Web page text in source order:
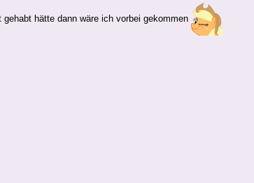
gehabt hätte dann wäre ich vorbei gekommen